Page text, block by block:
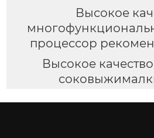
Высокое
процессор
Высокое